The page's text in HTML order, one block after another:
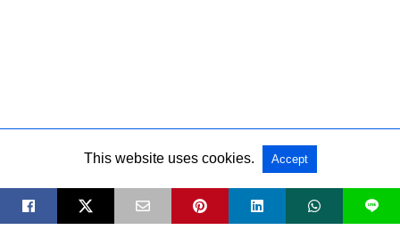
L
This website uses cookies. Accept